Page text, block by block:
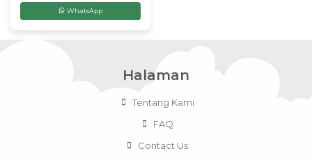
WhatsApp
Halaman
Tentang Kami
FAQ
Contact Us